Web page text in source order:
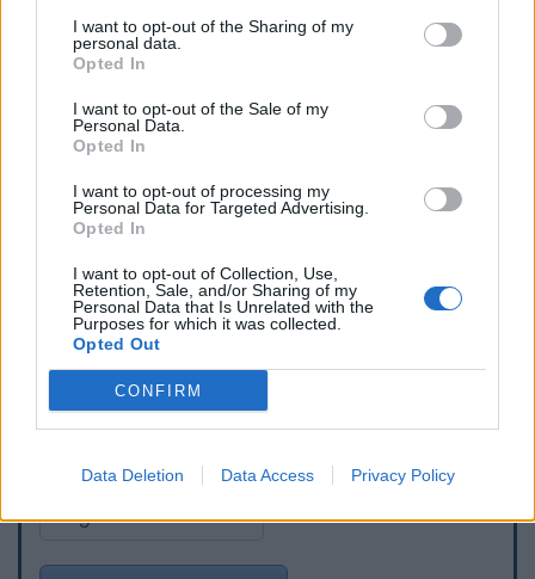
I want to opt-out of the Sharing of my
personal data.
Opted In
I want to opt-out of the Sale of my
Personal Data.
Opted In
I want to opt-out of processing my
Personal Data for Targeted Advertising.
Opted In
I want to opt-out of Collection, Use,
Retention, Sale, and/or Sharing of my
Personal Data that Is Unrelated with the
Purposes for which it was collected.
Opted Out
CONFIRM
Data Deletion Data Access Privacy Policy
Signaler une erreur